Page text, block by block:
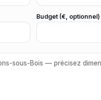
Budget (€, optionnel)